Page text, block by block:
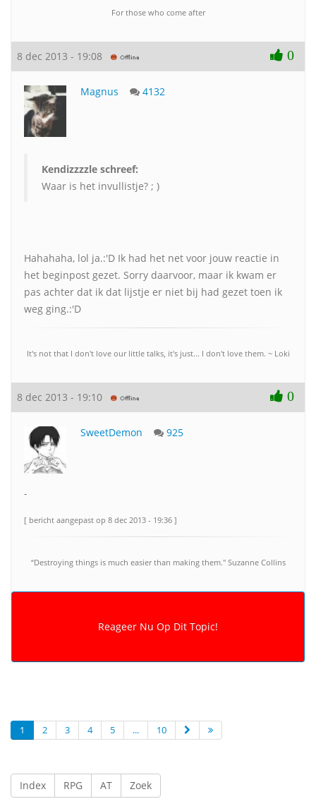
For those who come after
8 dec 2013 - 19:08 0
Magnus 4132
Kendizzzzle schreef:
Waar is het invullistje? ; )
Hahahaha, lol ja.:'D Ik had het net voor jouw reactie in
het beginpost gezet. Sorry daarvoor, maar ik kwam er
pas achter dat ik dat lijstje er niet bij had gezet toen ik
weg ging.:'D
It's not that I don't love our little talks, it's just... I don't love them. ~ Loki
8 dec 2013 - 19:10 0
SweetDemon 925
-
[ bericht aangepast op 8 dec 2013 - 19:36 ]
“Destroying things is much easier than making them." Suzanne Collins
1 2 3 4 5 ... 10
Index RPG AT Zoek